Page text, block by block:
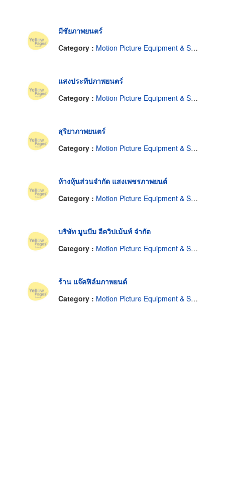
มีชัยภาพยนตร์
Category : Motion Picture Equipment & Supplies-Renting
แสงประทีปภาพยนตร์
Category : Motion Picture Equipment & Supplies-Renting
สุริยาภาพยนตร์
Category : Motion Picture Equipment & Supplies-Renting
ห้างหุ้นส่วนจำกัด แสงเพชรภาพยนต์
Category : Motion Picture Equipment & Supplies-Renting
บริษัท มูนบีม อีควิปเม้นท์ จำกัด
Category : Motion Picture Equipment & Supplies-Renting
ร้าน แจ๊คฟิล์มภาพยนต์
Category : Motion Picture Equipment & Supplies-Renting